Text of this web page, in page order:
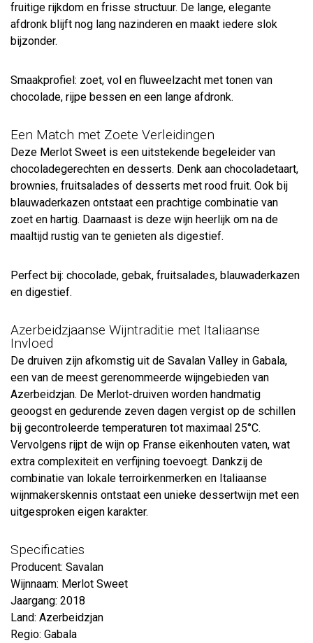
fruitige rijkdom en frisse structuur. De lange, elegante
afdronk blijft nog lang nazinderen en maakt iedere slok
bijzonder.
Smaakprofiel: zoet, vol en fluweelzacht met tonen van
chocolade, rijpe bessen en een lange afdronk.
Een Match met Zoete Verleidingen
Deze Merlot Sweet is een uitstekende begeleider van
chocoladegerechten en desserts. Denk aan chocoladetaart,
brownies, fruitsalades of desserts met rood fruit. Ook bij
blauwaderkazen ontstaat een prachtige combinatie van
zoet en hartig. Daarnaast is deze wijn heerlijk om na de
maaltijd rustig van te genieten als digestief.
Perfect bij: chocolade, gebak, fruitsalades, blauwaderkazen
en digestief.
Azerbeidzjaanse Wijntraditie met Italiaanse
Invloed
De druiven zijn afkomstig uit de Savalan Valley in Gabala,
een van de meest gerenommeerde wijngebieden van
Azerbeidzjan. De Merlot-druiven worden handmatig
geoogst en gedurende zeven dagen vergist op de schillen
bij gecontroleerde temperaturen tot maximaal 25°C.
Vervolgens rijpt de wijn op Franse eikenhouten vaten, wat
extra complexiteit en verfijning toevoegt. Dankzij de
combinatie van lokale terroirkenmerken en Italiaanse
wijnmakerskennis ontstaat een unieke dessertwijn met een
uitgesproken eigen karakter.
Specificaties
Producent: Savalan
Wijnnaam: Merlot Sweet
Jaargang: 2018
Land: Azerbeidzjan
Regio: Gabala